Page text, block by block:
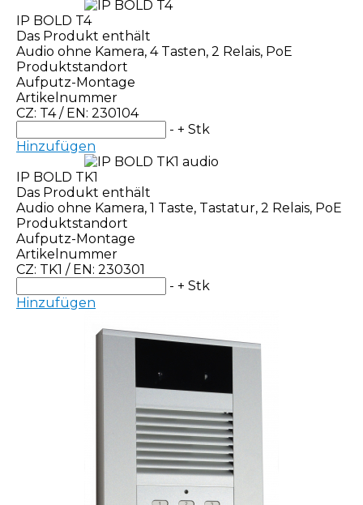
IP BOLD T4
Das Produkt enthält
Audio ohne Kamera, 4 Tasten, 2 Relais, PoE
Produktstandort
Aufputz-Montage
Artikelnummer
CZ: T4 / EN: 230104
- + Stk
Hinzufügen
IP BOLD TK1
Das Produkt enthält
Audio ohne Kamera, 1 Taste, Tastatur, 2 Relais, PoE
Produktstandort
Aufputz-Montage
Artikelnummer
CZ: TK1 / EN: 230301
- + Stk
Hinzufügen